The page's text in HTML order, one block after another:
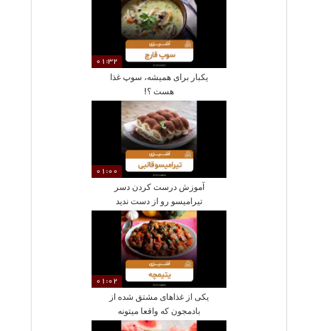
01:32
یکبار برای همیشه، سوپ غذا
هست ؟!
01:00
آموزش درست کردن دسر
تیرامیسو رو از دست ندید
01:02
یکی از غذاهای مشتق شده از
بادمجون که واقعا میتونه
خوشمزه باشه